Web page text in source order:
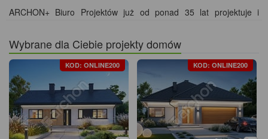
ARCHON+ Biuro Projektów już od ponad 35 lat projektuje i
wielorodzinnych
. W ofercie, dedykowanej wymagającym Klientom
Indywidualnym oraz Deweloperom, posiadamy ponad
energooszczędnych projektów domów, wśród których znajdują się
popularne kolekcje:
projekty domów parterowych
projekty małych
domów,domy nowoczesne,tanie w budowie małe rezydencje i
wille. Tworzymyprojekty domów z kosztorysem, który ułatwia
zaplanowanie oraz realizację budowy domu.Dbamy o
energooszczędność projektowanych przez nas domów.Do
Wybrane dla Ciebie projekty domów
KOD: ONLINE200 KOD: ONLINE200
Dom w lipiennikach 6